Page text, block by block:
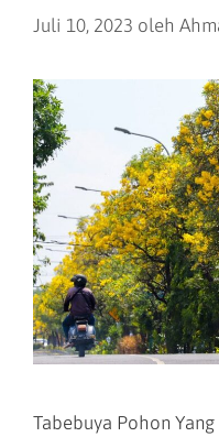
Juli 10, 2023 oleh
Tabebuya Pohon